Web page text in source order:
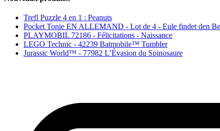
Trefl Puzzle 4 en 1 : Peanuts
Pocket Tonie EN ALLEMAND - Lot de 4 - Eule findet den
PLAYMOBIL 72186 - Félicitations - Naissance
LEGO Technic - 42239 Batmobile™ Tumbler
Jurassic World™ - 77982 L’Évasion du Spinosaure